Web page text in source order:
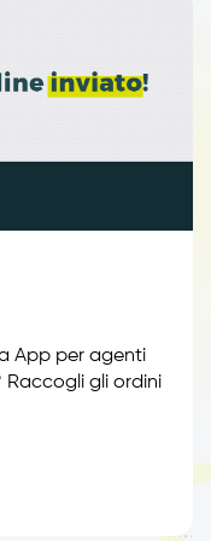
App per agenti
gli ordini